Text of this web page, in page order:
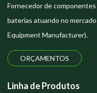
Fornecedor de
baterias atuando no
Equipment Manufacturer).
ORÇAMENTOS
Linha de Produtos